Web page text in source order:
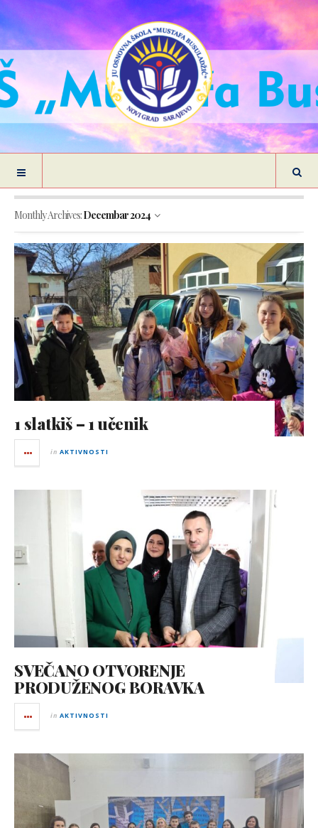
Monthly Archives:Decembar 2024
1 slatkiš – 1 učenik
in AKTIVNOSTI
SVEČANO OTVORENJE
PRODUŽENOG BORAVKA
in AKTIVNOSTI